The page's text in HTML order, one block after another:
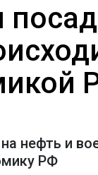
нефть и
РФ